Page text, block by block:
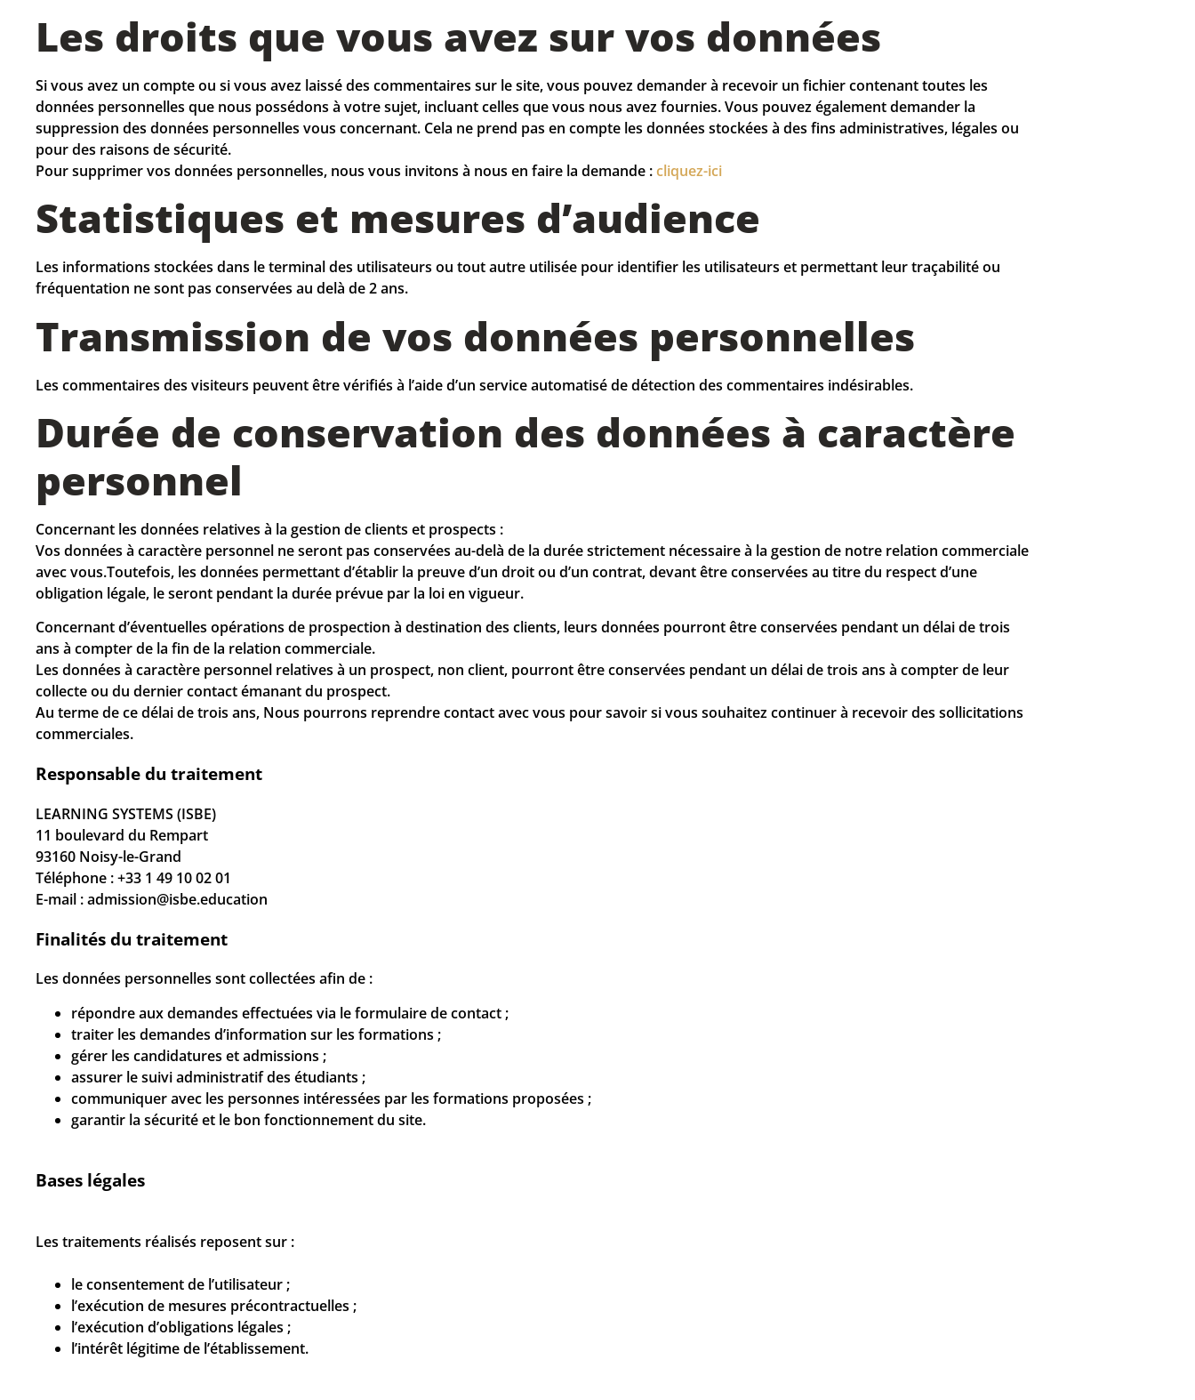
Les droits que vous avez sur vos données
Si vous avez un compte ou si vous avez laissé des commentaires sur le site, vous pouvez demander à recevoir un fichier contenant toutes les
données personnelles que nous possédons à votre sujet, incluant celles que vous nous avez fournies. Vous pouvez également demander la
suppression des données personnelles vous concernant. Cela ne prend pas en compte les données stockées à des fins administratives, légales ou
pour des raisons de sécurité.
Pour supprimer vos données personnelles, nous vous invitons à nous en faire la demande :cliquez-ici
Statistiques et mesures d’audience
Les informations stockées dans le terminal des utilisateurs ou tout autre utilisée pour identifier les utilisateurs et permettant leur traçabilité ou
fréquentation ne sont pas conservées au delà de 2 ans.
Transmission de vos données personnelles
Les commentaires des visiteurs peuvent être vérifiés à l’aide d’un service automatisé de détection des commentaires indésirables.
Durée de conservation des données à caractère
personnel
Concernant les données relatives à la gestion de clients et prospects :
Vos données à caractère personnel ne seront pas conservées au-delà de la durée strictement nécessaire à la gestion de notre relation commerciale
avec vous.Toutefois, les données permettant d’établir la preuve d’un droit ou d’un contrat, devant être conservées au titre du respect d’une
obligation légale, le seront pendant la durée prévue par la loi en vigueur.
Concernant d’éventuelles opérations de prospection à destination des clients, leurs données pourront être conservées pendant un délai de trois
ans à compter de la fin de la relation commerciale.
Les données à caractère personnel relatives à un prospect, non client, pourront être conservées pendant un délai de trois ans à compter de leur
collecte ou du dernier contact émanant du prospect.
Au terme de ce délai de trois ans, Nous pourrons reprendre contact avec vous pour savoir si vous souhaitez continuer à recevoir des sollicitations
commerciales.
Responsable du traitement
LEARNING SYSTEMS (ISBE)
11 boulevard du Rempart
93160 Noisy-le-Grand
Téléphone : +33 1 49 10 02 01
E-mail : admission@isbe.education
Finalités du traitement
Les données personnelles sont collectées afin de :
répondre aux demandes effectuées via le formulaire de contact ;
traiter les demandes d’information sur les formations ;
gérer les candidatures et admissions ;
assurer le suivi administratif des étudiants ;
communiquer avec les personnes intéressées par les formations proposées ;
garantir la sécurité et le bon fonctionnement du site.
Bases légales
Les traitements réalisés reposent sur :
le consentement de l’utilisateur ;
l’exécution de mesures précontractuelles ;
l’exécution d’obligations légales ;
l’intérêt légitime de l’établissement.